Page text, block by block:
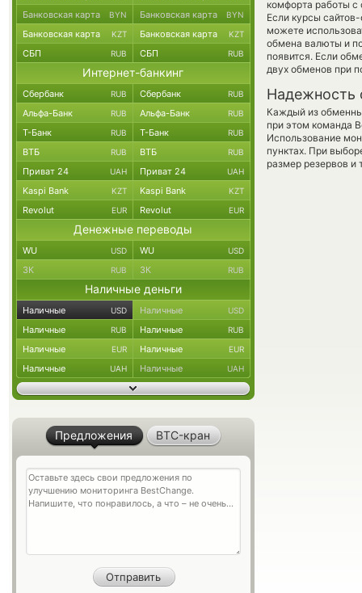
комфорта работы
Если курсы
можете
обмена валюты и
появится. Если
двух обменов при
Надежность
Каждый из
при этом команда
Использование
пунктах. При
размер резервов и
Банковская карта BYN Банковская карта BYN
Банковская карта KZT Банковская карта KZT
СБП RUB СБП RUB
Интернет-банкинг
Сбербанк RUB Сбербанк RUB
Альфа-Банк RUB Альфа-Банк RUB
Т-Банк RUB Т-Банк RUB
ВТБ RUB ВТБ RUB
Приват 24 UAH Приват 24 UAH
Kaspi Bank KZT Kaspi Bank KZT
Revolut EUR Revolut EUR
Денежные переводы
WU USD WU USD
ЗК RUB ЗК RUB
Наличные деньги
Наличные USD Наличные USD
Наличные RUB Наличные RUB
Наличные EUR Наличные EUR
Наличные UAH Наличные UAH
Предложения BTC-кран